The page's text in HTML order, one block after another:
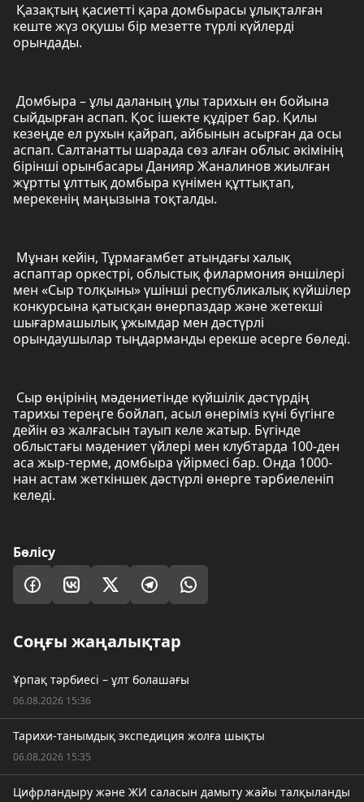
Қазақтың қасиетті қара домбырасы ұлықталған
кеште жүз оқушы бір мезетте түрлі күйлерді
орындады.
Домбыра – ұлы даланың ұлы тарихын өн бойына
сыйдырған аспап. Қос ішекте құдірет бар. Қилы
кезеңде ел рухын қайрап, айбынын асырған да осы
аспап. Салтанатты шарада сөз алған облыс әкімінің
бірінші орынбасары Данияр Жаналинов жиылған
жұртты ұлттық домбыра күнімен құттықтап,
мерекенің маңызына тоқталды.
Мұнан кейін, Тұрмағамбет атындағы халық
аспаптар оркестрі, облыстық филармония әншілері
мен «Сыр толқыны» үшінші республикалық күйшілер
конкурсына қатысқан өнерпаздар және жетекші
шығармашылық ұжымдар мен дәстүрлі
орындаушылар тыңдарманды ерекше әсерге бөледі.
Сыр өңірінің мәдениетінде күйшілік дәстүрдің
тарихы тереңге бойлап, асыл өнеріміз күні бүгінге
дейін өз жалғасын тауып келе жатыр. Бүгінде
облыстағы мәдениет үйлері мен клубтарда 100-ден
аса жыр-терме, домбыра үйірмесі бар. Онда 1000-
нан астам жеткіншек дәстүрлі өнерге тәрбиеленіп
келеді.
Бөлісу
Соңғы жаңалықтар
Ұрпақ тәрбиесі – ұлт болашағы
06.08.2026 15:36
Тарихи-танымдық экспедиция жолға шықты
06.08.2026 15:35
Цифрландыру және ЖИ саласын дамыту жайы талқыланды